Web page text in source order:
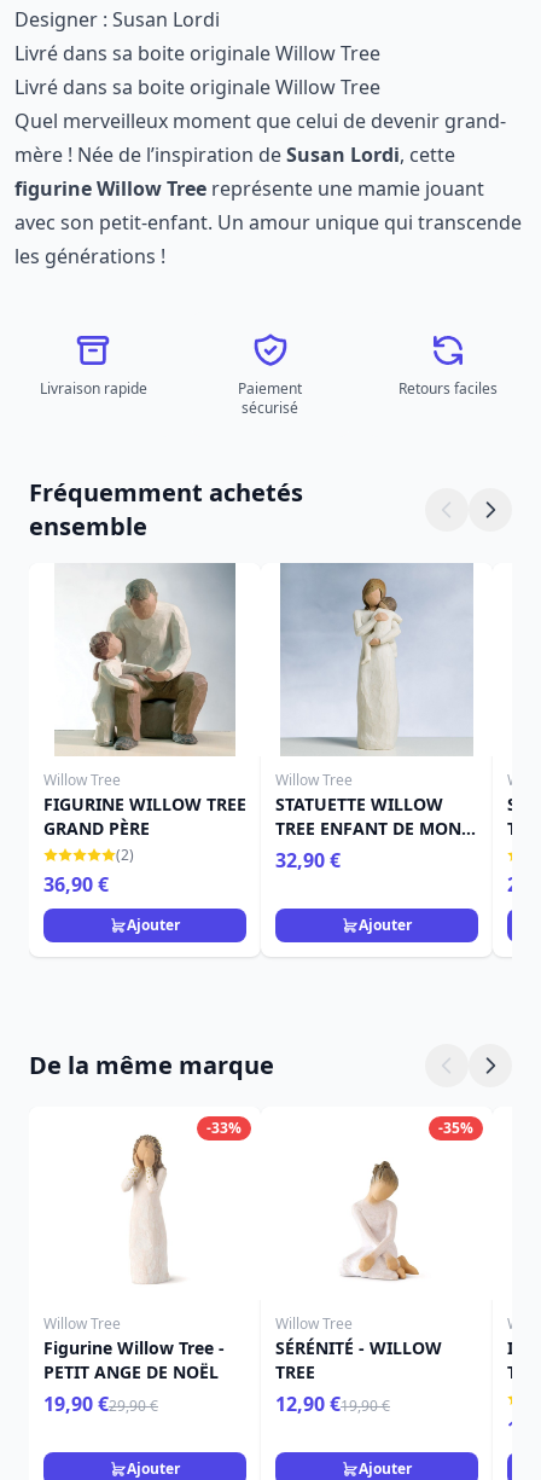
Designer : Susan Lordi
Livré dans sa boite originale Willow Tree
Livré dans sa boite originale Willow Tree
Quel merveilleux moment que celui de devenir grand-
mère ! Née de l’inspiration deSusan Lordi, cette
figurine Willow Tree représente une mamie jouant
avec son petit-enfant. Un amour unique qui transcende
les générations !
Livraison rapide
Paiement
sécurisé
Retours faciles
Fréquemment achetés
ensemble
Willow Tree
FIGURINE WILLOW TREE
GRAND PÈRE
(2)
36,90 €
Ajouter
Willow Tree
STATUETTE WILLOW
TREE ENFANT DE MON
COEUR
32,90 €
Ajouter
De la même marque
-33%
Willow Tree
Figurine Willow Tree -
PETIT ANGE DE NOËL
19,90 €29,90 €
Ajouter
-35%
Willow Tree
SÉRÉNITÉ - WILLOW
TREE
12,90 €19,90 €
Ajouter
ICI